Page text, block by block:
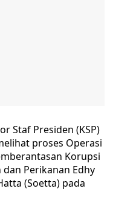
Staf Presiden (KSP)
proses Operasi
Korupsi
Perikanan Edhy
(Soetta) pada